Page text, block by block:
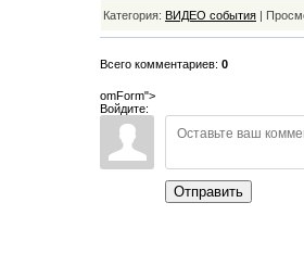
Категория: ВИДЕО события |
Всего комментариев: 0
omForm">
Войдите:
Отправить